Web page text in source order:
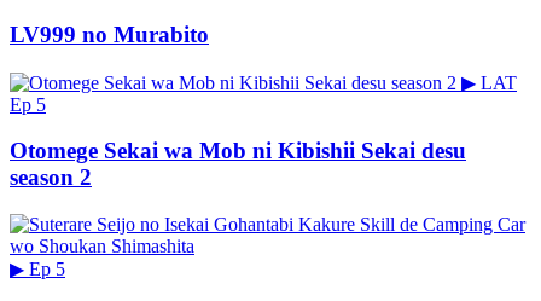
LV999 no Murabito
▶ LAT
Ep 5
Otomege Sekai wa Mob ni Kibishii Sekai desu
season 2
▶ Ep 5